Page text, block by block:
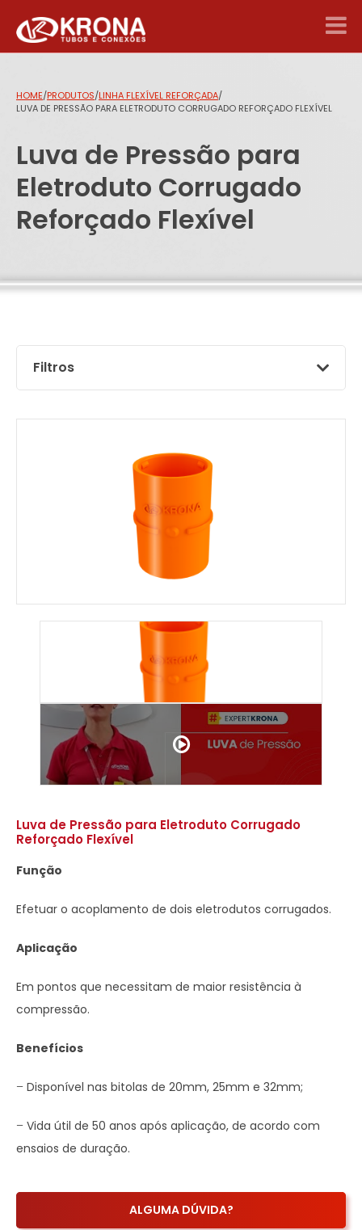
HOME/PRODUTOS/LINHA FLEXÍVEL REFORÇADA/
LUVA DE PRESSÃO PARA ELETRODUTO CORRUGADO REFORÇADO FLEXÍVEL
Luva de Pressão para
Eletroduto Corrugado
Reforçado Flexível
Filtros
Luva de Pressão para Eletroduto Corrugado
Reforçado Flexível
Função
Efetuar o acoplamento de dois eletrodutos corrugados.
Aplicação
Em pontos que necessitam de maior resistência à
compressão.
Benefícios
– Disponível nas bitolas de 20mm, 25mm e 32mm;
– Vida útil de 50 anos após aplicação, de acordo com
ensaios de duração.
ALGUMA DÚVIDA?